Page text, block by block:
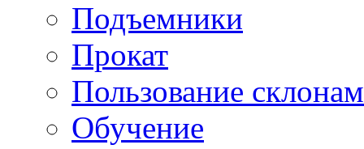
Подъемники
Прокат
Пользование
Обучение